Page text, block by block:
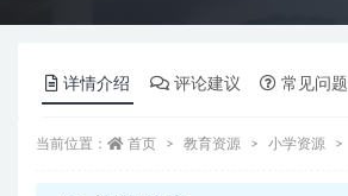
详情介绍 评论建议 常见问题
当前位置： 首页 教育资源 小学资源